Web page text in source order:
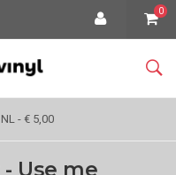
0
- € 5,00
Use me